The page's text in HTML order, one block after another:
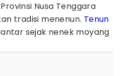
Nusa Tenggara
tradisi menenun. Tenun
sejak nenek moyang